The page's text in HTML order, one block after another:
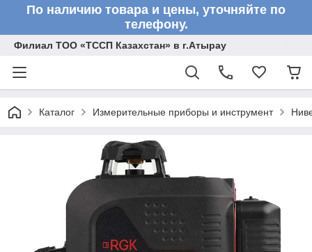
По наличию товара и цены, уточняйте по
телефону.
Филиал ТОО «ТССП Казахстан» в г.Атырау
Каталог Измерительные приборы и инструмент